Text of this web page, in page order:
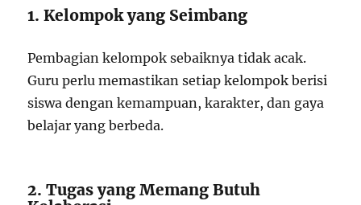
1. Kelompok yang Seimbang
Pembagian kelompok sebaiknya tidak acak.
Guru perlu memastikan setiap kelompok berisi
siswa dengan kemampuan, karakter, dan gaya
belajar yang berbeda.
2. Tugas yang Memang Butuh